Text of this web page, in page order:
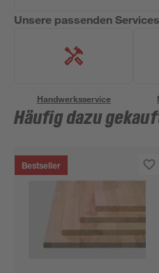
Unsere passenden Services
Handwerksservice
Häufig dazu
Bestseller